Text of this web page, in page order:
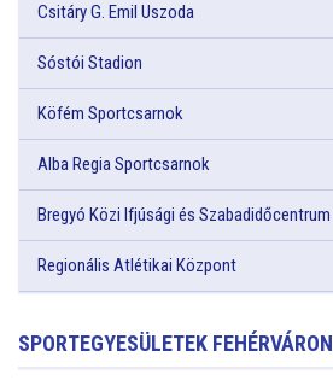
Csitáry G. Emil Uszoda
Sóstói Stadion
Köfém Sportcsarnok
Alba Regia Sportcsarnok
Bregyó Közi Ifjúsági és Szabadidőcentrum
Regionális Atlétikai Központ
SPORTEGYESÜLETEK FEHÉRVÁRON